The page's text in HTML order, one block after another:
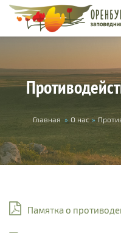
Перейти к основному
Вы здесь
Главная » О нас »
Памятка о